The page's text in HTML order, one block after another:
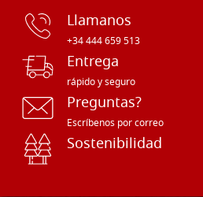
Llamanos
+34 444 659 513
Entrega
rápido y seguro
Preguntas?
Escríbenos por correo
Sostenibilidad